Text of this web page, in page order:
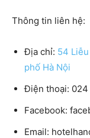
Thông tin liên hệ:
Địa chỉ: 54
phố Hà Nội
Điện thoại:
Facebook:
Email: